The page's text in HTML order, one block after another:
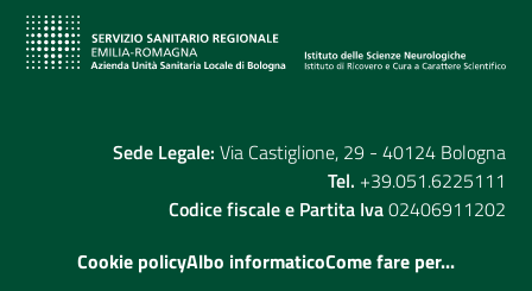
Sede Legale: Via Castiglione, 29 - 40124 Bologna
Tel. +39.051.6225111
Codice fiscale e Partita Iva02406911202
Cookie policyAlbo informaticoCome fare per...